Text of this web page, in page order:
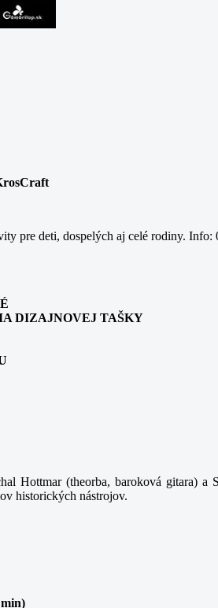
pre deti, dospelých aj celé rodiny. Info:
DIZAJNOVEJ TAŠKY
Hottmar (theorba, baroková gitara)
historických nástrojov.